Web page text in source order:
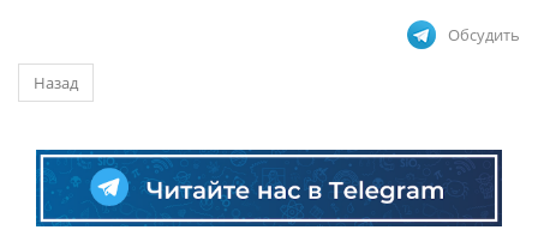
Обсудить
Назад